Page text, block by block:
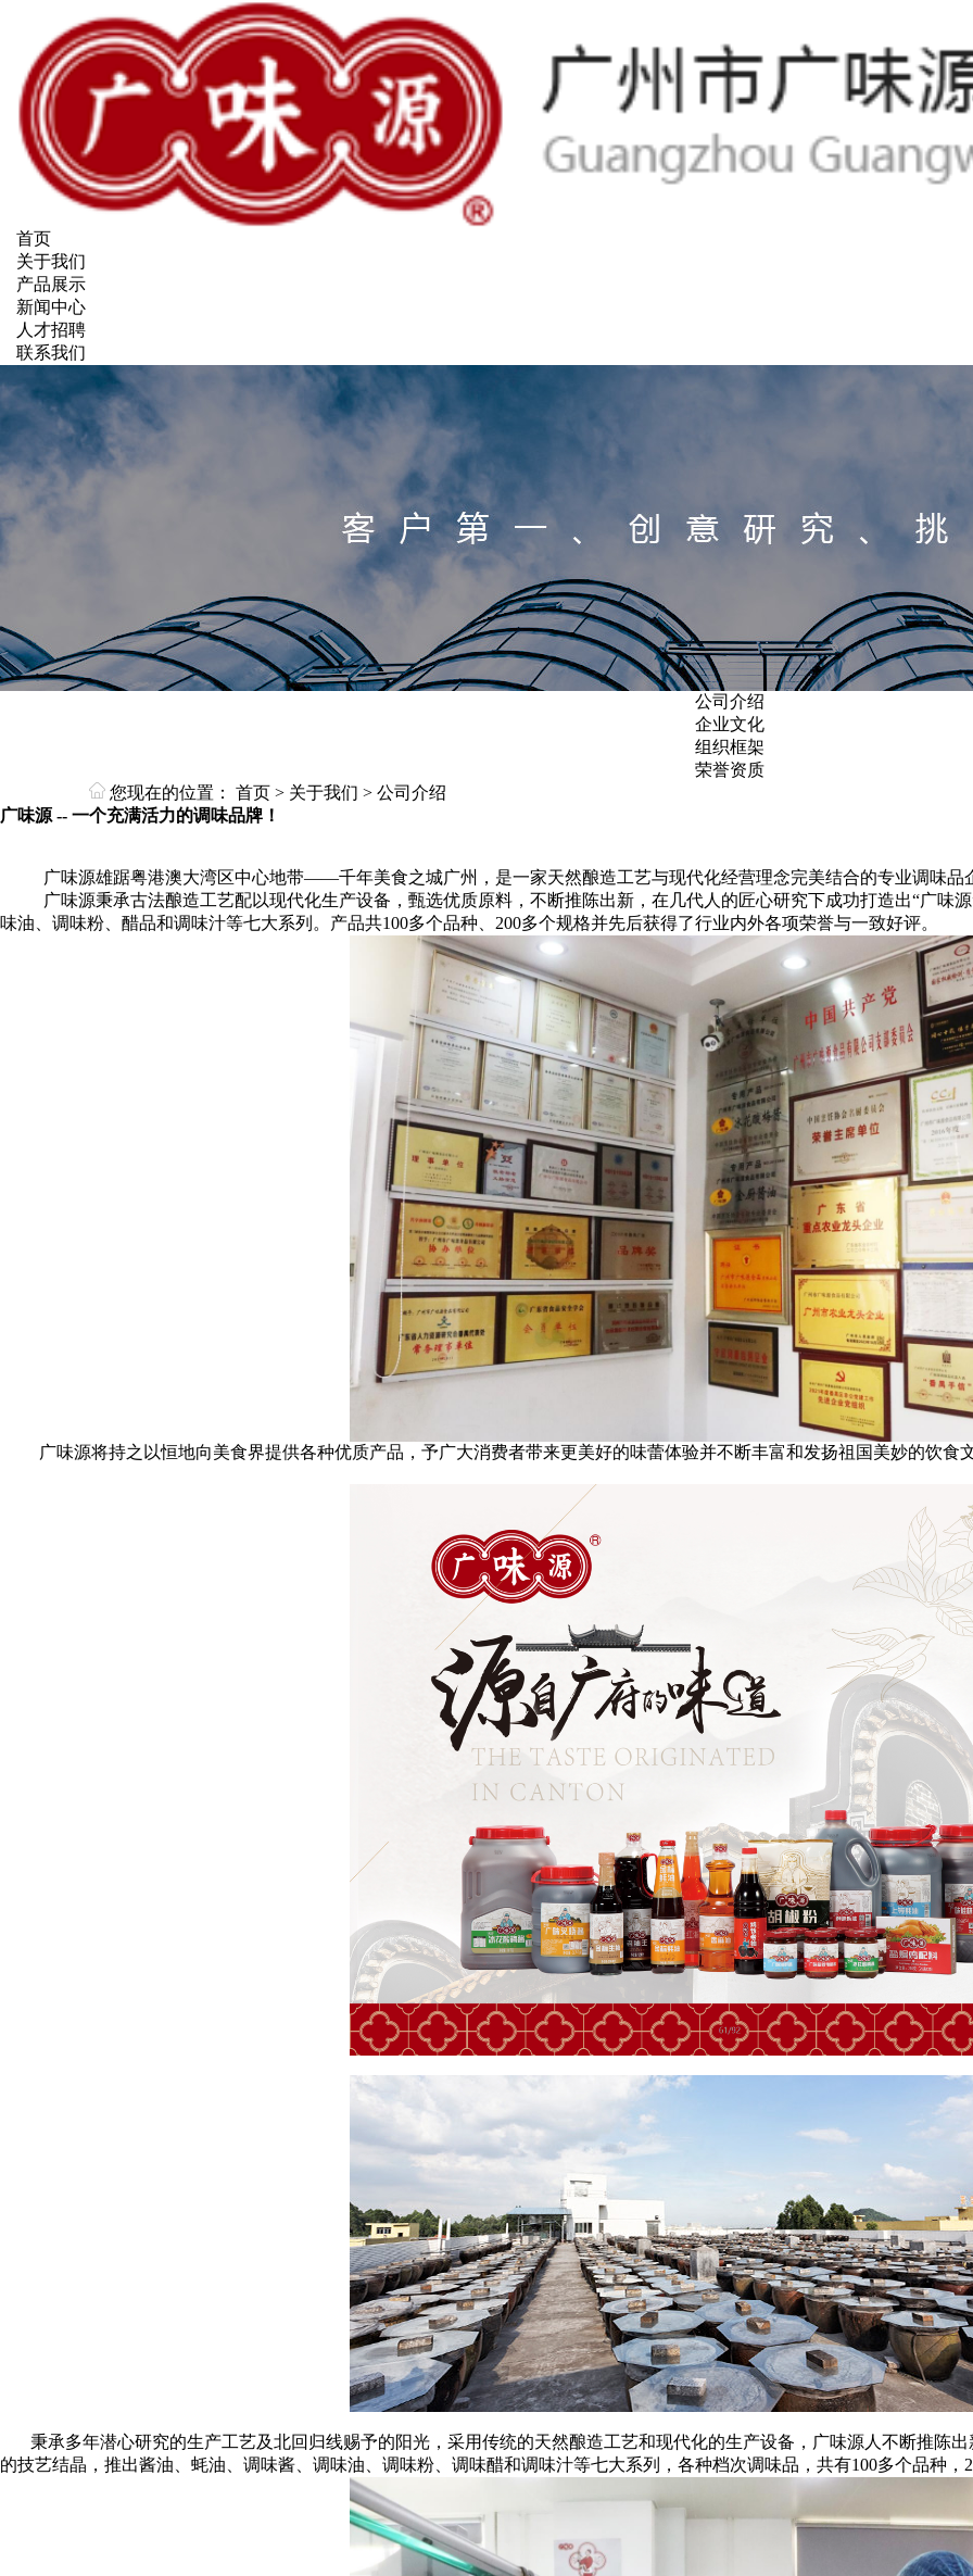
首页
关于我们
产品展示
新闻中心
人才招聘
联系我们
公司介绍
企业文化
组织框架
荣誉资质
您现在的位置： 首页 > 关于我们 > 公司介绍
广味源 -- 一个充满活力的调味品牌！
广味源雄踞粤港澳大湾区中心地带——千年美食之城广州，是一家天然酿造工艺与现代化经营理念完美结合的专业调味品
广味源秉承古法酿造工艺配以现代化生产设备，甄选优质原料，不断推陈出新，在几代人的匠心研究下成功打造出“广味
味油、调味粉、醋品和调味汁等七大系列。产品共100多个品种、 200多个规格并先后获得了行业内外各项荣誉与一致好评。
广味源将持之以恒地向美食界提供各种优质产品，予广大消费者带来更美好的味蕾体验并不断丰富和发扬祖国美妙的饮食
秉承多年潜心研究的生产工艺及北回归线赐予的阳光，采用传统的天然酿造工艺和现代化的生产设备，广味源人不断推陈
的技艺结晶，推出酱油、蚝油、调味酱、调味油、调味粉、调味醋和调味汁等七大系列，各种档次调味品，共有100多个品种，